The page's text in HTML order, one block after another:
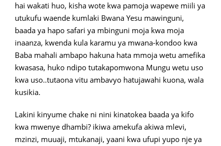
hai wakati huo, kisha wote kwa pamoja wapewe miili ya
utukufu waende kumlaki Bwana Yesu mawinguni,
baada ya hapo safari ya mbinguni moja kwa moja
inaanza, kwenda kula karamu ya mwana-kondoo kwa
Baba mahali ambapo hakuna hata mmoja wetu amefika
kwasasa, huko ndipo tutakapomwona Mungu wetu uso
kwa uso..tutaona vitu ambavyo hatujawahi kuona, wala
kusikia.
Lakini kinyume chake ni nini kinatokea baada ya kifo
kwa mwenye dhambi? ikiwa amekufa akiwa mlevi,
mzinzi, muuaji, mtukanaji, yaani kwa ufupi yupo nje ya